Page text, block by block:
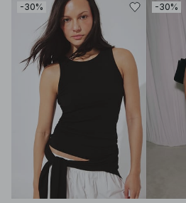
-30% -30%